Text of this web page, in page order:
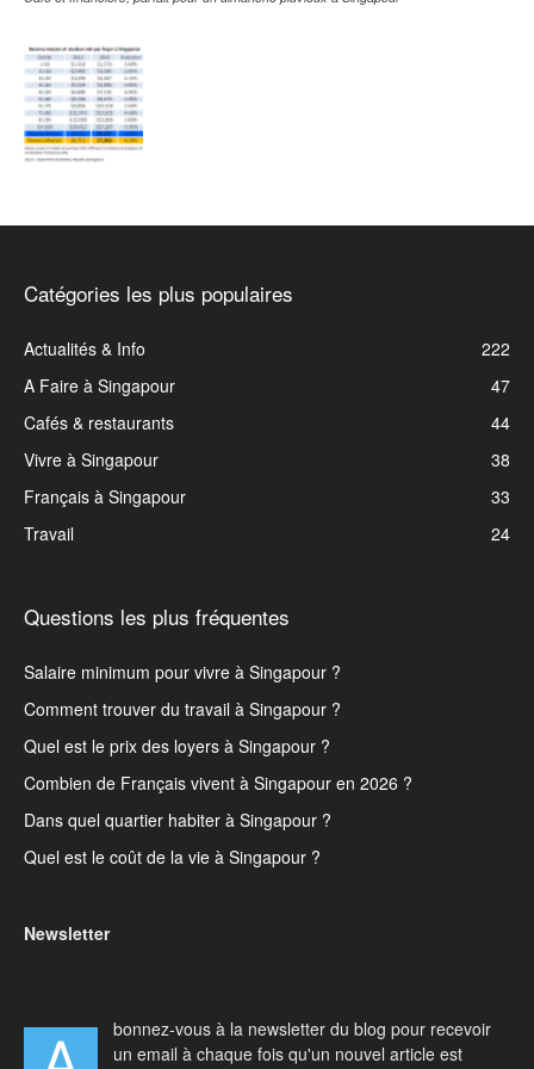
Catégories les plus populaires
Actualités & Info
222
A Faire à Singapour
47
Cafés & restaurants
44
Vivre à Singapour
38
Français à Singapour
33
Travail
24
Questions les plus fréquentes
Salaire minimum pour vivre à Singapour ?
Comment trouver du travail à Singapour ?
Quel est le prix des loyers à Singapour ?
Combien de Français vivent à Singapour en 2026 ?
Dans quel quartier habiter à Singapour ?
Quel est le coût de la vie à Singapour ?
Newsletter
bonnez-vous à la newsletter du blog pour recevoir
un email à chaque fois qu'un nouvel article est